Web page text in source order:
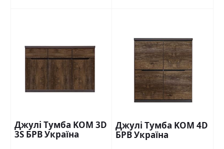
Джулі Тумба KOM 3D
3S БРВ Україна
Джулі Тумба KOM 4D
БРВ Україна